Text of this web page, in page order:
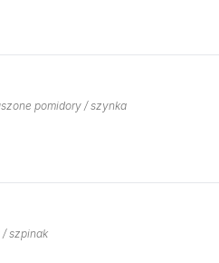
pomidory / szynka
/ szpinak